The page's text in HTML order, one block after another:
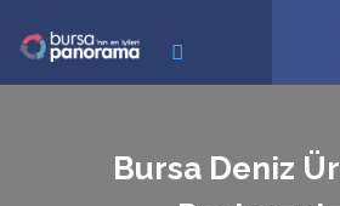
Bursa Deniz